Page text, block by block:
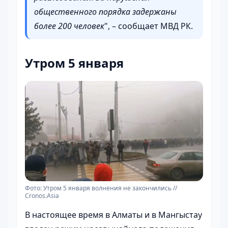
общественного порядка задержаны
более 200 человек", – сообщает МВД РК.
Утром 5 января
Фото: Утром 5 января волнения не закончились //
Cronos.Asia
В настоящее время в Алматы и в Мангыстау